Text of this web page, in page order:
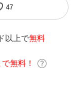
47
以上で無料
無料！